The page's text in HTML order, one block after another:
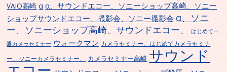
VAIO高崎 α α、サウンドエコー、ソニーショップ高崎、ソニー
ショップサウンドエコー、撮影会、ソニー撮影会 α、ソニ
ー、ソニーショップ高崎、サウンドエコー、
はじめて一
眼カメラセミナー ウォークマン カメラセミナー、はじめてカメラセミナ
ー、ソニーカメラセミナー、
カメラセミナー高崎 サウンド